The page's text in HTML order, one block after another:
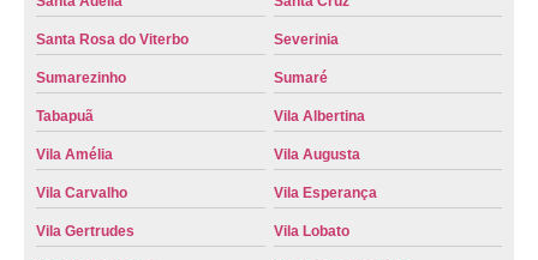
Santa Rosa do Viterbo Severinia
Sumarezinho Sumaré
Tabapuã Vila Albertina
Vila Amélia Vila Augusta
Vila Carvalho Vila Esperança
Vila Gertrudes Vila Lobato